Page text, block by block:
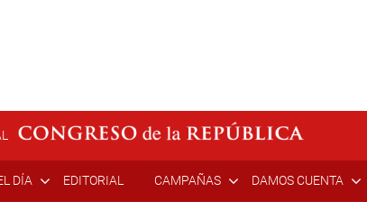
DÍA EDITORIAL CAMPAÑAS DAMOS CUENTA